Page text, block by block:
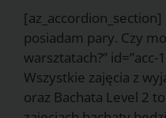
posiadam pary. Czy
warsztatach?” id=”acc-
Wszystkie zajęcia z
oraz Bachata Level 2